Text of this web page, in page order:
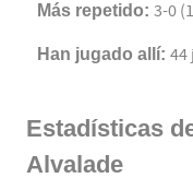
Más repetido: 3-0
Han jugado allí: 44
Estadísticas
Alvalade